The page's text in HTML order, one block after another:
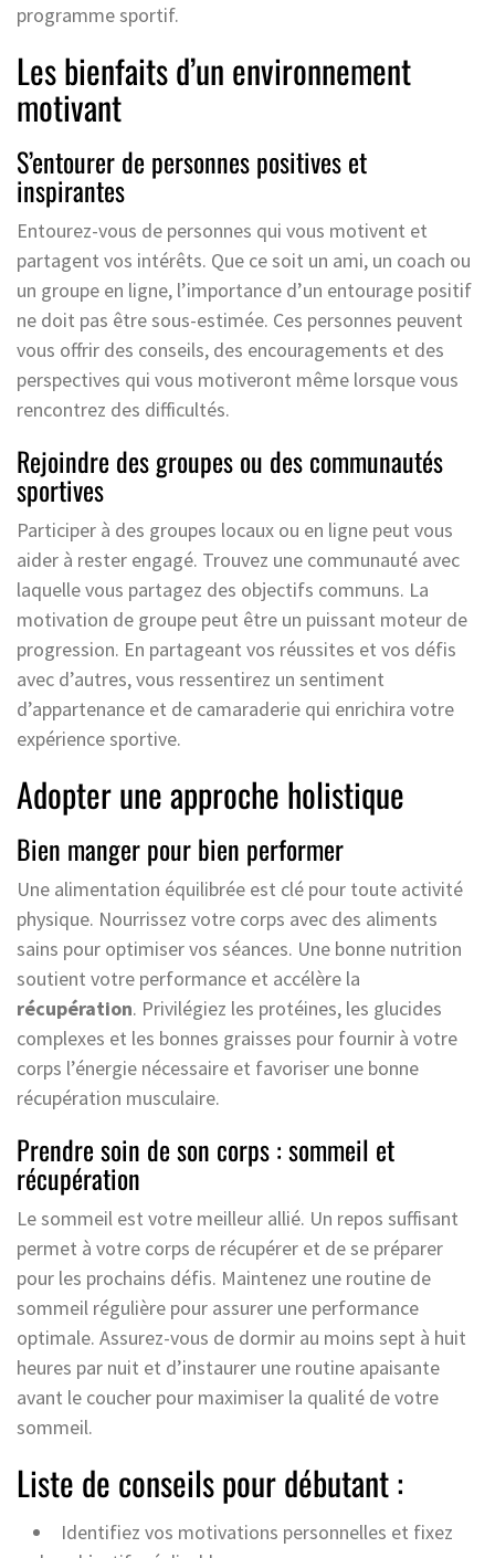
programme sportif.
Les bienfaits d’un environnement
motivant
S’entourer de personnes positives et
inspirantes
Entourez-vous de personnes qui vous motivent et
partagent vos intérêts. Que ce soit un ami, un coach ou
un groupe en ligne, l’importance d’un entourage positif
ne doit pas être sous-estimée. Ces personnes peuvent
vous offrir des conseils, des encouragements et des
perspectives qui vous motiveront même lorsque vous
rencontrez des difficultés.
Rejoindre des groupes ou des communautés
sportives
Participer à des groupes locaux ou en ligne peut vous
aider à rester engagé. Trouvez une communauté avec
laquelle vous partagez des objectifs communs. La
motivation de groupe peut être un puissant moteur de
progression. En partageant vos réussites et vos défis
avec d’autres, vous ressentirez un sentiment
d’appartenance et de camaraderie qui enrichira votre
expérience sportive.
Adopter une approche holistique
Bien manger pour bien performer
Une alimentation équilibrée est clé pour toute activité
physique. Nourrissez votre corps avec des aliments
sains pour optimiser vos séances. Une bonne nutrition
soutient votre performance et accélère la
récupération. Privilégiez les protéines, les glucides
complexes et les bonnes graisses pour fournir à votre
corps l’énergie nécessaire et favoriser une bonne
récupération musculaire.
Prendre soin de son corps : sommeil et
récupération
Le sommeil est votre meilleur allié. Un repos suffisant
permet à votre corps de récupérer et de se préparer
pour les prochains défis. Maintenez une routine de
sommeil régulière pour assurer une performance
optimale. Assurez-vous de dormir au moins sept à huit
heures par nuit et d’instaurer une routine apaisante
avant le coucher pour maximiser la qualité de votre
sommeil.
Liste de conseils pour débutant :
Identifiez vos motivations personnelles et fixez